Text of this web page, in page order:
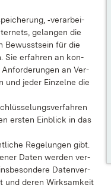
‑ver­ar­bei­
ge­lan­gen die
Be­wusst­sein für die
Sie er­fah­ren an kon­
an Ver­
je­der Ein­zel­ne die
ers­ten Ein­blick in das
Re­ge­lun­gen gibt.
Da­ten wer­den ver­
Da­ten­ver­
und de­ren Wirk­sam­keit